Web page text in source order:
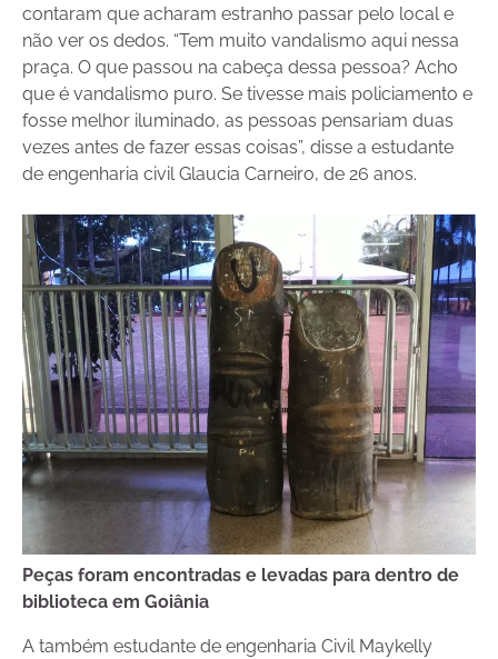
contaram que acharam estranho passar pelo local e
não ver os dedos. “Tem muito vandalismo aqui nessa
praça. O que passou na cabeça dessa pessoa? Acho
que é vandalismo puro. Se tivesse mais policiamento e
fosse melhor iluminado, as pessoas pensariam duas
vezes antes de fazer essas coisas”, disse a estudante
de engenharia civil Glaucia Carneiro, de 26 anos.
Peças foram encontradas e levadas para dentro de
biblioteca em Goiânia
A também estudante de engenharia Civil Maykelly